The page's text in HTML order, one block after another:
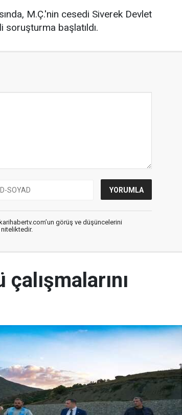
M.Ç.'nin cesedi Siverek Devlet
soruşturma başlatıldı.
görüş ve düşüncelerini
niteliktedir.